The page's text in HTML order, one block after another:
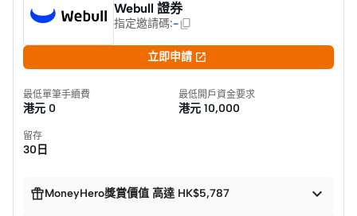
Webull 證券
指定邀請碼:-
立即申請 
最低單筆手續費
港元 0
最低開戶資金要求
港元 10,000
留存
30日
MoneyHero獎賞價值 高達 HK$5,787 